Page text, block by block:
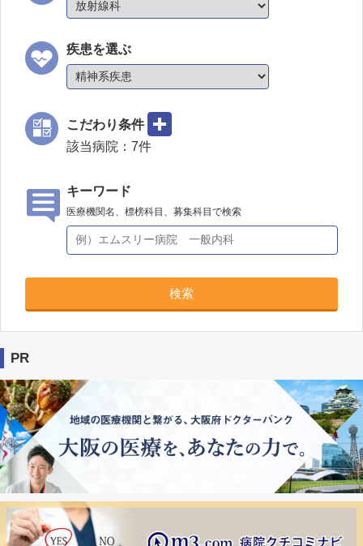
疾患を選ぶ
こだわり条件
該当病院： 7件
キーワード
医療機関名、標榜科目、募集科目で検索
検索
PR